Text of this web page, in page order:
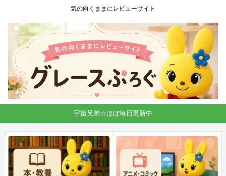
気の向くままにレビューサイト
宇宙兄弟☆ほぼ毎日更新中